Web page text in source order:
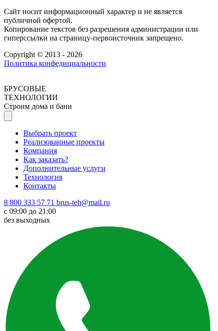
Сайт носит информационный характер и не является
публичной офертой.
Копирование текстов без разрешения администрации или
гиперссылки на страницу-первоисточник запрещено.
Copyright © 2013 - 2026
Политика конфедициальности
БРУСОВЫЕ
ТЕХНОЛОГИИ
Строим дома и бани
Выбрать проект
Реализованные проекты
Компания
Как заказать?
Дополнительные услуги
Технология
Контакты
8 800 333 57 71 brus-teh@mail.ru
с 09:00 до 21:00
без выходных